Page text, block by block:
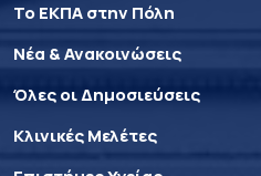
Το ΕΚΠΑ στην Πόλη
Νέα & Ανακοινώσεις
Όλες οι Δημοσιεύσεις
Κλινικές Μελέτες